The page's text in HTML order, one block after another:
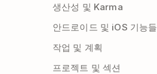
생산성 및 Karma
안드로이드 및 iOS 기능들
작업 및 계획
프로젝트 및 섹션